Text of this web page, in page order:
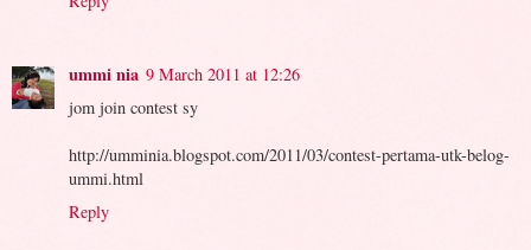
ummi nia 9 March 2011 at 12:26
jom join contest sy
http://umminia.blogspot.com/2011/03/contest-pertama-utk-belog-
ummi.html
Reply